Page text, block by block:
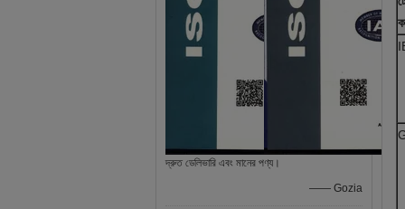
দ্রুত ডেলিভারি এবং মানের পণ্য।
—— Gozia